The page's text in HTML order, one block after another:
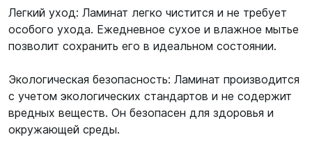
Легкий уход: Ламинат легко чистится и не требует
особого ухода. Ежедневное сухое и влажное мытье
позволит сохранить его в идеальном состоянии.
Экологическая безопасность: Ламинат производится
с учетом экологических стандартов и не содержит
вредных веществ. Он безопасен для здоровья и
окружающей среды.